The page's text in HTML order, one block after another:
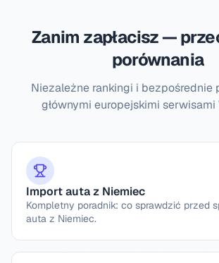
Zanim zapłacisz —
porównania
Niezależne rankingi i bezpośrednie
głównymi europejskimi serwisami
Import auta z Niemiec
Kompletny poradnik: co sprawdzić przed
auta z Niemiec.